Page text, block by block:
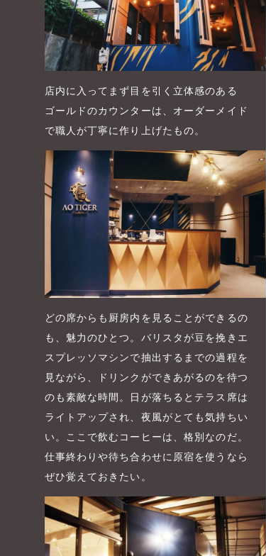
店内に入ってまず目を引く立体感のある
ゴールドのカウンターは、オーダーメイド
で職人が丁寧に作り上げたもの。
どの席からも厨房内を見ることができるの
も、魅力のひとつ。バリスタが豆を挽きエ
スプレッソマシンで抽出するまでの過程を
見ながら、ドリンクができあがるのを待つ
のも素敵な時間。日が落ちるとテラス席は
ライトアップされ、夜風がとても気持ちい
い。ここで飲むコーヒーは、格別なのだ。
仕事終わりや待ち合わせに原宿を使うなら
ぜひ覚えておきたい。